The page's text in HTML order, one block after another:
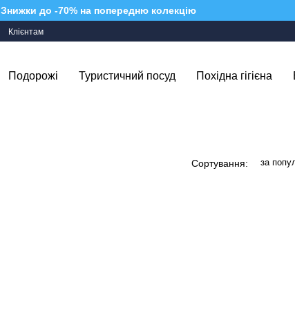
Знижки до -70% на попередню колекцію
Клієнтам
Подорожі Туристичний посуд Похідна гігієна
Сортування: за